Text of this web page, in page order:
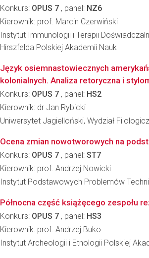
Konkurs: OPUS 7 , panel: NZ6
Kierownik: prof. Marcin Czerwiński
Instytut Immunologii i Terapii
Hirszfelda Polskiej Akademii Nauk
Język osiemnastowiecznych
kolonialnych. Analiza retoryczna i
Konkurs: OPUS 7 , panel: HS2
Kierownik: dr Jan Rybicki
Uniwersytet Jagielloński, Wydział
Ocena zmian nowotworowych na
Konkurs: OPUS 7 , panel: ST7
Kierownik: prof. Andrzej Nowicki
Instytut Podstawowych Problemów
Północna część książęcego zespołu
Konkurs: OPUS 7 , panel: HS3
Kierownik: prof. Andrzej Buko
Instytut Archeologii i Etnologii Polskiej